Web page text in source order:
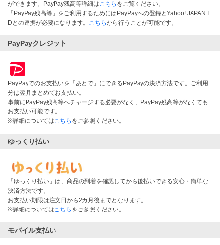
ができます。PayPay残高等詳細はこちら をご覧ください。
「PayPay残高等」をご利用するためにはPayPayへの登録とYahoo! JAPAN I
Dとの連携が必要になります。 こちらから行うことが可能です。
PayPayクレジット
PayPayでのお支払いを「あとで」にできるPayPayの決済方法です。ご利用
分は翌月まとめてお支払い。
事前にPayPay残高等へチャージする必要がなく、PayPay残高等がなくても
お支払い可能です。
※詳細についてはこちら をご参照ください。
ゆっくり払い
「ゆっくり払い」は、商品の到着を確認してから後払いできる安心・簡単な
決済方法です。
お支払い期限は注文日から2カ月後までとなります。
※詳細についてはこちら をご参照ください。
モバイル支払い